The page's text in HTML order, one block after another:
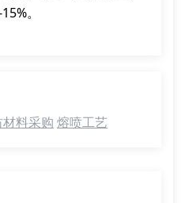
。
材料采购 熔喷工艺